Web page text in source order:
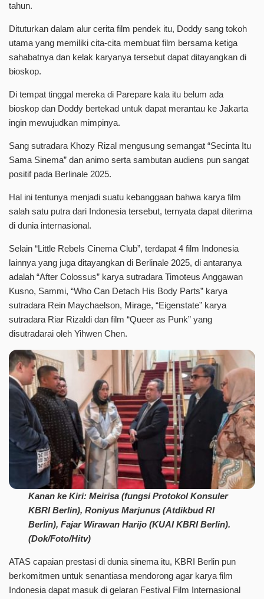
tahun.
Dituturkan dalam alur cerita film pendek itu, Doddy sang tokoh
utama yang memiliki cita-cita membuat film bersama ketiga
sahabatnya dan kelak karyanya tersebut dapat ditayangkan di
bioskop.
Di tempat tinggal mereka di Parepare kala itu belum ada
bioskop dan Doddy bertekad untuk dapat merantau ke Jakarta
ingin mewujudkan mimpinya.
Sang sutradara Khozy Rizal mengusung semangat “Secinta Itu
Sama Sinema” dan animo serta sambutan audiens pun sangat
positif pada Berlinale 2025.
Hal ini tentunya menjadi suatu kebanggaan bahwa karya film
salah satu putra dari Indonesia tersebut, ternyata dapat diterima
di dunia internasional.
Selain “Little Rebels Cinema Club”, terdapat 4 film Indonesia
lainnya yang juga ditayangkan di Berlinale 2025, di antaranya
adalah “After Colossus” karya sutradara Timoteus Anggawan
Kusno, Sammi, “Who Can Detach His Body Parts” karya
sutradara Rein Maychaelson, Mirage, “Eigenstate” karya
sutradara Riar Rizaldi dan film “Queer as Punk” yang
disutradarai oleh Yihwen Chen.
Kanan ke Kiri: Meirisa (fungsi Protokol Konsuler
KBRI Berlin), Roniyus Marjunus (Atdikbud RI
Berlin), Fajar Wirawan Harijo (KUAI KBRI Berlin).
(Dok/Foto/Hitv)
ATAS capaian prestasi di dunia sinema itu, KBRI Berlin pun
berkomitmen untuk senantiasa mendorong agar karya film
Indonesia dapat masuk di gelaran Festival Film Internasional